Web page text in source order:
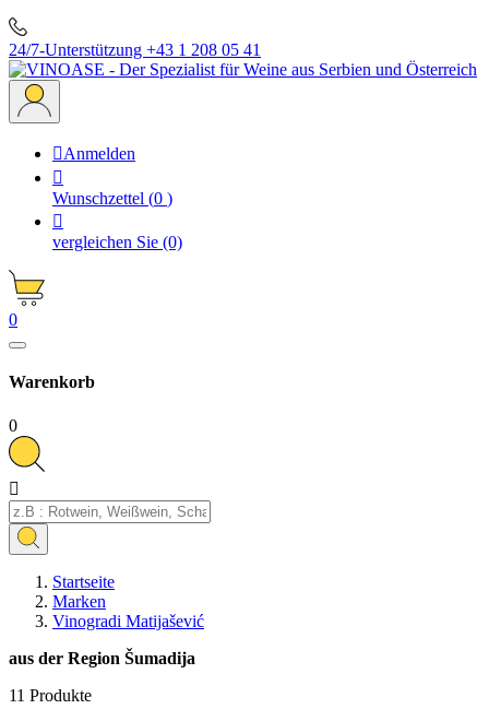
24/7-Unterstützung +43 1 208 05 41
Anmelden

Wunschzettel (0 )

vergleichen Sie (0)
0
Warenkorb
0

Startseite
Marken
Vinogradi Matijašević
aus der Region Šumadija
11 Produkte